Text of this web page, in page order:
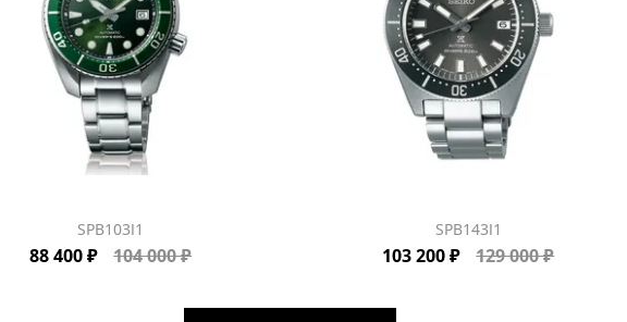
SPB103J1
88 400 ₽ 104 000 ₽
SPB143J1
103 200 ₽ 129 000 ₽